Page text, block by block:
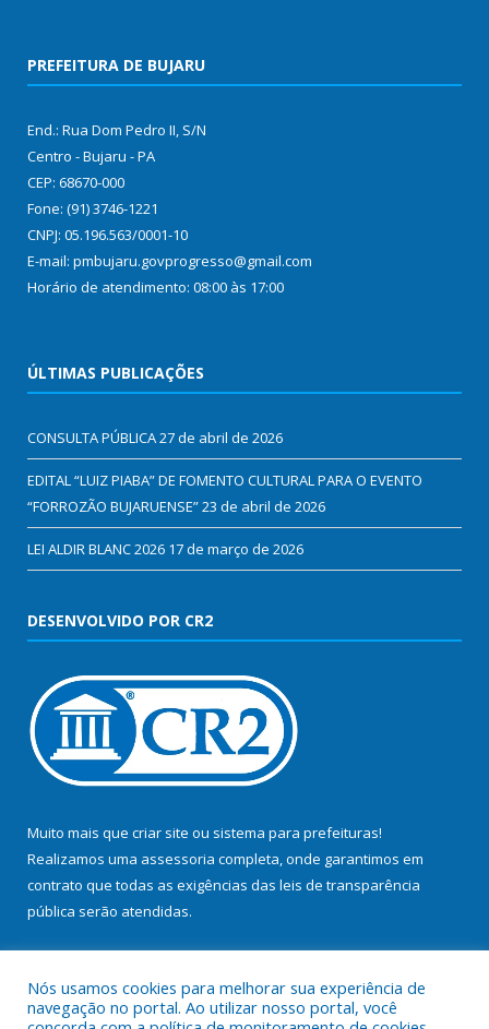
PREFEITURA DE BUJARU
End.: Rua Dom Pedro II, S/N
Centro - Bujaru - PA
CEP: 68670-000
Fone: (91) 3746-1221
CNPJ: 05.196.563/0001-10
E-mail: pmbujaru.govprogresso@gmail.com
Horário de atendimento: 08:00 às 17:00
ÚLTIMAS PUBLICAÇÕES
CONSULTA PÚBLICA27 de abril de 2026
EDITAL “LUIZ PIABA” DE FOMENTO CULTURAL PARA O EVENTO
“FORROZÃO BUJARUENSE”23 de abril de 2026
LEI ALDIR BLANC 2026 17 de março de 2026
DESENVOLVIDO POR CR2
Muito mais que criar site ou sistema para prefeituras!
Realizamos uma assessoria completa, onde garantimos em
contrato que todas as exigências das leis de transparência
pública serão atendidas.
Nós usamos cookies para melhorar sua experiência de
navegação no portal. Ao utilizar nosso portal, você